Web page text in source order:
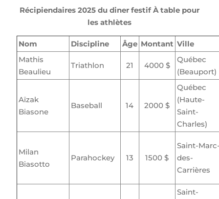
Récipiendaires 2025 du diner festif À table pour
les athlètes
Nom Discipline Âge Montant Ville
Mathis
Beaulieu
Triathlon 21 4000 $
Québec
(Beauport)
Aïzak
Biasone
Baseball 14 2000 $
Québec
(Haute-
Saint-
Charles)
Milan
Biasotto
Parahockey 13 1500 $
Saint-
des-
Carrières
Saint-